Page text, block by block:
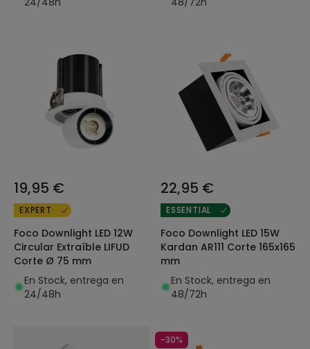
19,95 €
EXPERT
Foco Downlight LED 12W
Circular Extraíble LIFUD
Corte Ø 75 mm
En Stock, entrega en
24/48h
22,95 €
ESSENTIAL
Foco Downlight LED 15W
Kardan AR111 Corte 165x165
mm
En Stock, entrega en
48/72h
-30%